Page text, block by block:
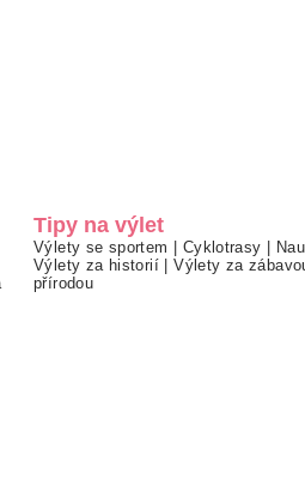
Tipy na výlet
Výlety se sportem | Cyklotrasy |
Výlety za historií |Výlety za
přírodou